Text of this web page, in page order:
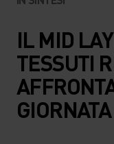
IL MID
TESSUTI
GIORNATA